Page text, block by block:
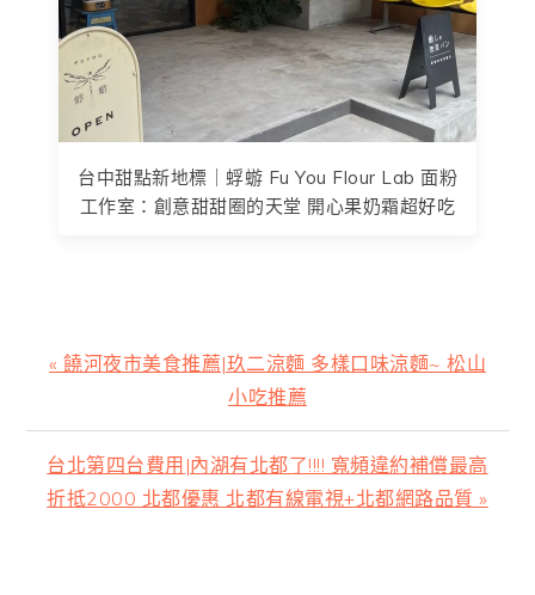
台中甜點新地標｜蜉蝣 Fu You Flour Lab 面粉
工作室：創意甜甜圈的天堂 開心果奶霜超好吃
上
篇
文
章:
« 饒河夜市美食推薦|玖二涼麵 多樣口味涼麵~ 松山
小吃推薦
下
一
台北第四台費用|內湖有北都了!!!! 寬頻違約補償最高
折抵2000 北都優惠 北都有線電視+北都網路品質 »